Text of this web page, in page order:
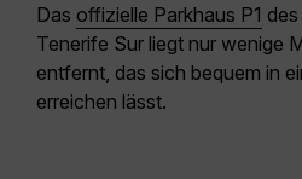
Das offizielle Parkhaus P1
Tenerife Sur liegt nur wenige
entfernt, das sich bequem in
erreichen lässt.